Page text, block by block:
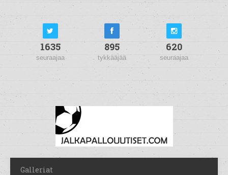
1635
seuraajaa
895
tykkääjää
620
seuraajaa
Galleriat